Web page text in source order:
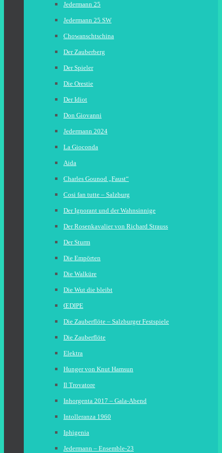
Jedermann 25
Jedermann 25 SW
Chowanschtschina
Der Zauberberg
Der Spieler
Die Orestie
Der Idiot
Don Giovanni
Jedermann 2024
La Gioconda
Aida
Charles Gounod „Faust“
Cosi fan tutte – Salzburg
Der Ignorant und der Wahnsinnige
Der Rosenkavalier von Richard Strauss
Der Sturm
Die Empörten
Die Walküre
Die Wut die bleibt
ŒDIPE
Die Zauberflöte – Salzburger Festspiele
Die Zauberflöte
Elektra
Hunger von Knut Hamsun
Il Trovatore
Inhorgenta 2017 – Gala-Abend
Intolleranza 1960
Iphigenia
Jedermann – Ensemble-23